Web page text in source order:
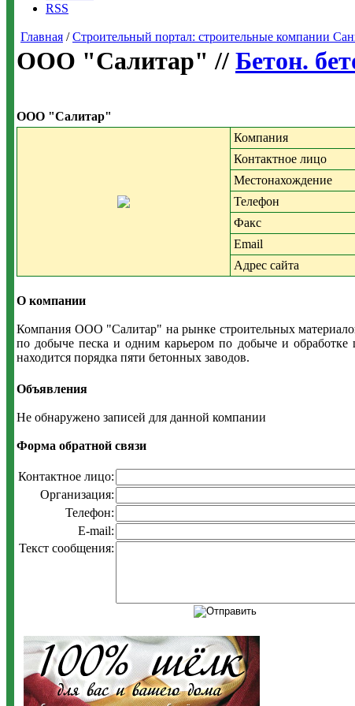
RSS
Главная /Строительный портал: строительные компании
ООО "Салитар" // Бетон.
ООО "Салитар"
Компания
Контактное лицо
Местонахождение
Телефон
Факс
Email
Адрес сайта
О компании
Компания ООО "Салитар" на рынке строительных
по добыче песка и одним карьером по добыче и
находится порядка пяти бетонных заводов.
Объявления
Не обнаружено записей для данной компании
Форма обратной связи
Контактное лицо:
Организация:
Телефон:
E-mail:
Текст сообщения: